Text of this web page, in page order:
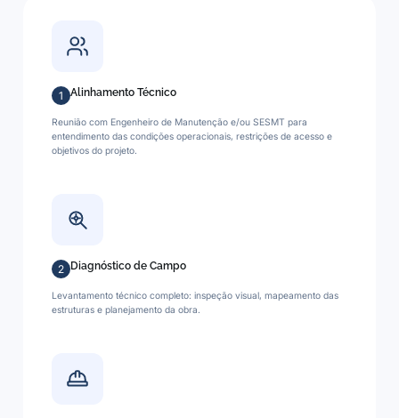
1 Alinhamento Técnico
Reunião com Engenheiro de Manutenção e/ou SESMT para
entendimento das condições operacionais, restrições de acesso e
objetivos do projeto.
2 Diagnóstico de Campo
Levantamento técnico completo: inspeção visual, mapeamento das
estruturas e planejamento da obra.